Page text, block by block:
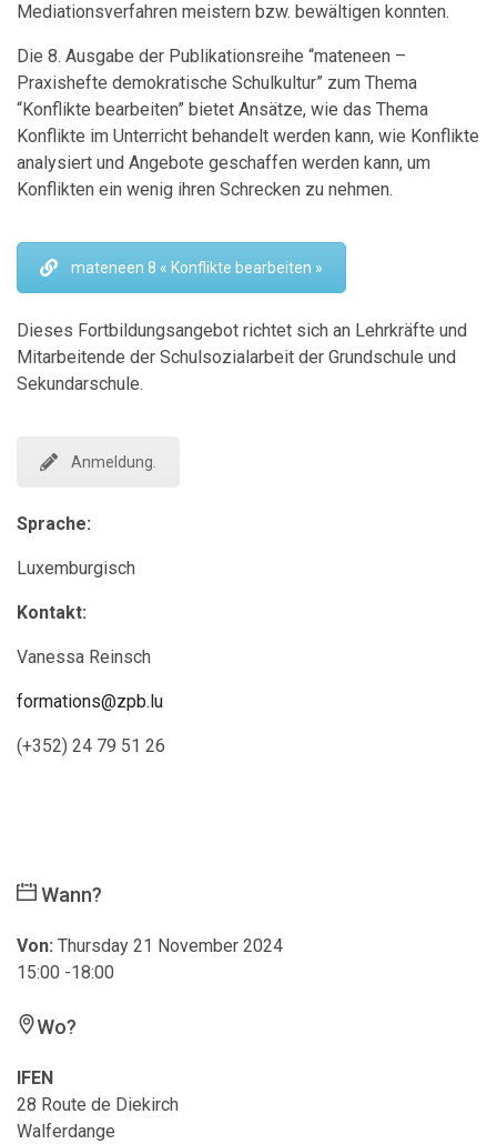
Mediationsverfahren meistern bzw. bewältigen konnten.
Die 8. Ausgabe der Publikationsreihe “mateneen –
Praxishefte demokratische Schulkultur” zum Thema
“Konflikte bearbeiten” bietet Ansätze, wie das Thema
Konflikte im Unterricht behandelt werden kann, wie Konflikte
analysiert und Angebote geschaffen werden kann, um
Konflikten ein wenig ihren Schrecken zu nehmen.
mateneen 8 « Konflikte bearbeiten »
Dieses Fortbildungsangebot richtet sich an Lehrkräfte und
Mitarbeitende der Schulsozialarbeit der Grundschule und
Sekundarschule.
Anmeldung.
Sprache:
Luxemburgisch
Kontakt:
Vanessa Reinsch
formations@zpb.lu
(+352) 24 79 51 26
Wann?
Von: Thursday 21 November 2024
15:00 -18:00
Wo?
IFEN
28 Route de Diekirch
Walferdange